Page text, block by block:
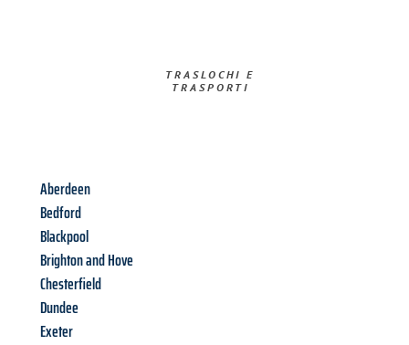
TRASLOCHI E
TRASPORTI​
Aberdeen
Bedford
Blackpool
Brighton and Hove
Chesterfield
Dundee
Exeter